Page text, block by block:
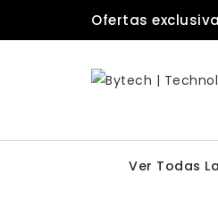
Ofertas
Ver Todas